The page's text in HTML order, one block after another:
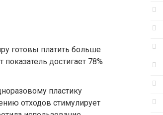
готовы платить больше
достигает 78%
пластику
отходов стимулирует